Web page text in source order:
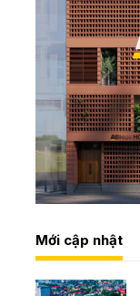
Mới cập nhật